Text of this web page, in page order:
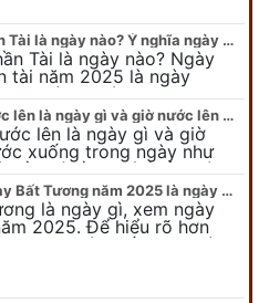
Ngày vía Thần Tài là ngày nào? Ý nghĩa ngày vía Thần Tài năm 2025
Tài là ngày nào? Ngày
tài năm 2025 là ngày
lịch hàng tháng. Tại sao
tất cả mọi…
Ngày con nước lên là ngày gì và giờ nước lên nước xuống trong ngày?
lên là ngày gì và giờ
xuống trong ngày như
điều gì cần chú ý về ngày
Đừng…
Chính xác ngày Bất Tương năm 2025 là ngày gì mà cực ít người biết
là ngày gì, xem ngày
2025. Để hiểu rõ hơn
tương, ngày bất tương là